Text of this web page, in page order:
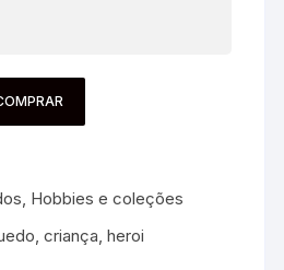
, Hobbies e coleções
,criança,heroi